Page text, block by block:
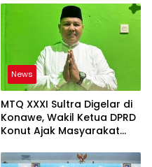
Kolaborasi Pelestarian
Budaya Bajau
News
MTQ XXXI Sultra Digelar di
Konawe, Wakil Ketua DPRD
Konut Ajak Masyarakat